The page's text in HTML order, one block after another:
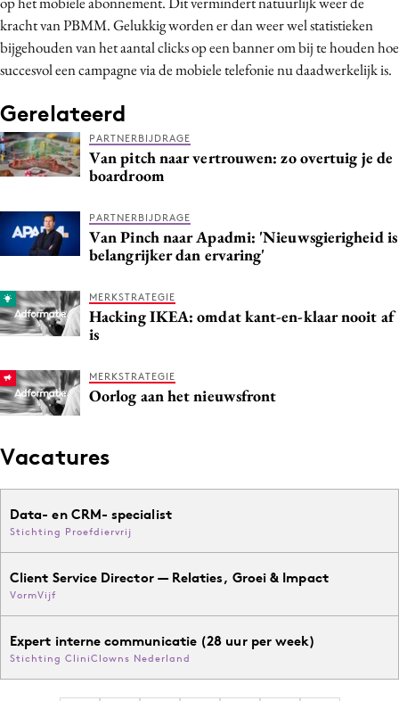
kracht van PBMM. Gelukkig worden er dan weer wel statistieken
bijgehouden van het aantal clicks op een banner om bij te houden hoe
succesvol een campagne via de mobiele telefonie nu daadwerkelijk is.
Gerelateerd
PARTNERBIJDRAGE
Van pitch naar vertrouwen: zo overtuig je de
boardroom
PARTNERBIJDRAGE
Van Pinch naar Apadmi: 'Nieuwsgierigheid is
belangrijker dan ervaring'
MERKSTRATEGIE
Hacking IKEA: omdat kant-en-klaar nooit af
is
MERKSTRATEGIE
Oorlog aan het nieuwsfront
Vacatures
Data- en CRM- specialist
Stichting Proefdiervrij
Client Service Director — Relaties, Groei & Impact
VormVijf
Expert interne communicatie (28 uur per week)
Stichting CliniClowns Nederland